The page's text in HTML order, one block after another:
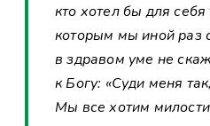
кто хотел бы для себя
которым мы иной раз
в здравом уме не
к Богу: «Суди меня
Мы все хотим